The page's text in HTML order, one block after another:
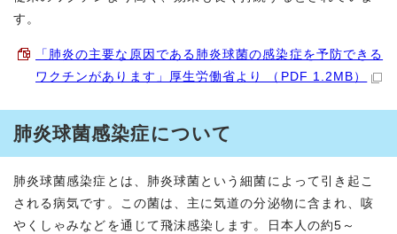
す。
「肺炎の主要な原因である肺炎球菌の感染症を予防できる
ワクチンがあります」厚生労働省より （PDF 1.2MB）
肺炎球菌感染症について
肺炎球菌感染症とは、肺炎球菌という細菌によって引き起こ
される病気です。この菌は、主に気道の分泌物に含まれ、咳
やくしゃみなどを通じて飛沫感染します。日本人の約5～